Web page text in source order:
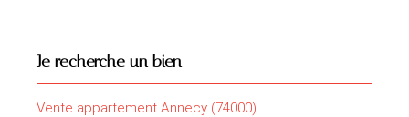
Je recherche un bien
Vente appartement Annecy (74000)